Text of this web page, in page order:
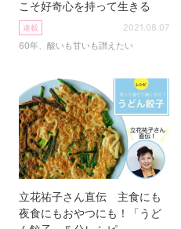
こそ好奇心を持って生きる
連載
60年、酸いも甘いも讃えたい
2021.08.07
立花祐子さん直伝 主食にも
夜食にもおやつにも！「うど